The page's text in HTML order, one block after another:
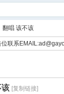
翻唱 该不该
联系EMAIL:
该 [复制链接]